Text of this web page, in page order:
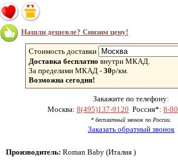
Нашли дешевле? Снизим цену!
Стоимость доставки
Доставка бесплатно внутри МКАД.
За пределами МКАД - 30р/км.
Возможна сегодня!
Закажите по телефону:
Москва: 8(495)137-9120 Россия*: 8-
* бесплатный звонок по России.
Заказать обратный звонок
Производитель: Roman Baby (Италия )